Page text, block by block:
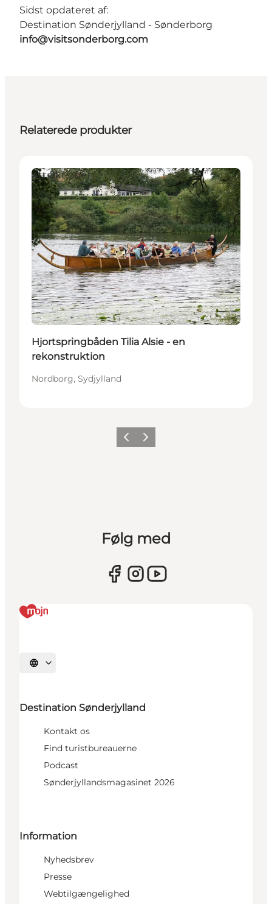
Sidst opdateret af:
Destination Sønderjylland - Sønderborg
info@visitsonderborg.com
Relaterede produkter
Attraktioner
Hjortspringbåden Tilia Alsie - en
rekonstruktion
Nordborg, Sydjylland
ForrigeNæste
Følg med
Vælg sprog
Destination Sønderjylland
Kontakt os
Find turistbureauerne
Podcast
Sønderjyllandsmagasinet 2026
Information
Nyhedsbrev
Presse
Webtilgængelighed